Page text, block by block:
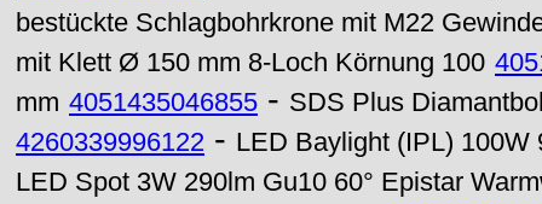
bestückte Schlagbohrkrone mit M22
mit Klett Ø 150 mm 8-Loch Körnung 100
mm 4051435046855 - SDS Plus
4260339996122 - LED Baylight (IPL) 100W
LED Spot 3W 290lm Gu10 60° Epistar